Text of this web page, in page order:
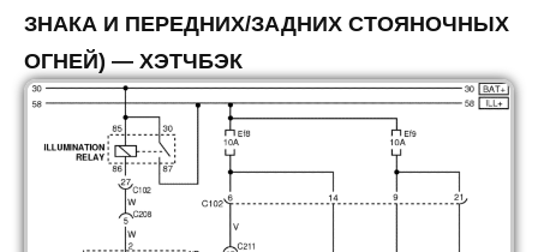
ЗНАКА И ПЕРЕДНИХ/ЗАДНИХ СТОЯНОЧНЫХ
ОГНЕЙ) — ХЭТЧБЭК